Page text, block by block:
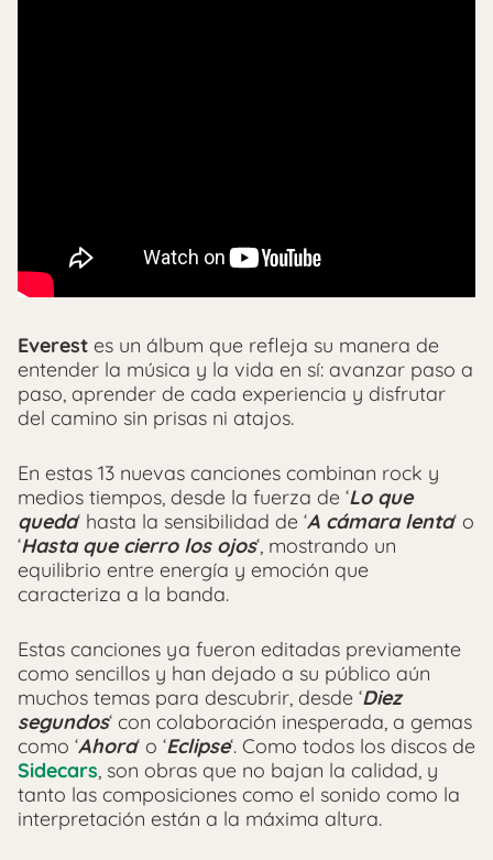
Everest es un álbum que refleja su manera de
entender la música y la vida en sí: avanzar paso a
paso, aprender de cada experiencia y disfrutar
del camino sin prisas ni atajos.
En estas 13 nuevas canciones combinan rock y
medios tiempos, desde la fuerza de ‘Lo que
queda‘ hasta la sensibilidad de ‘A cámara lenta‘ o
‘Hasta que cierro los ojos‘, mostrando un
equilibrio entre energía y emoción que
caracteriza a la banda.
Estas canciones ya fueron editadas previamente
como sencillos y han dejado a su público aún
muchos temas para descubrir, desde ‘Diez
segundos‘ con colaboración inesperada, a gemas
como ‘Ahora‘ o ‘Eclipse‘. Como todos los discos de
Sidecars, son obras que no bajan la calidad, y
tanto las composiciones como el sonido como la
interpretación están a la máxima altura.